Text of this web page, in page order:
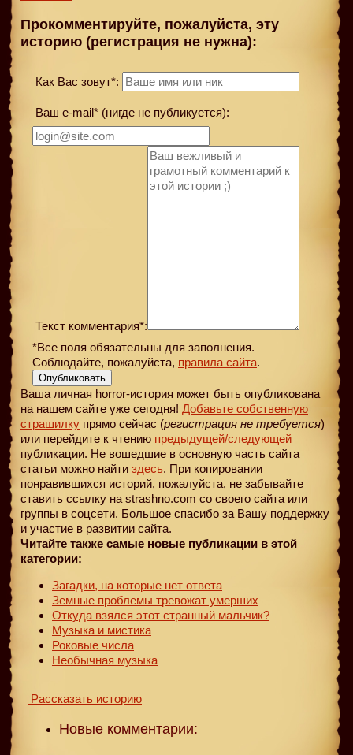
Прокомментируйте, пожалуйста, эту
историю (регистрация не нужна):
Как Вас зовут*:
Ваш e-mail* (нигде не публикуется):
Текст комментария*:
*Все поля обязательны для заполнения.
Соблюдайте, пожалуйста, правила сайта.
Опубликовать
Ваша личная horror-история может быть опубликована
на нашем сайте уже сегодня! Добавьте собственную
страшилку прямо сейчас (регистрация не требуется)
или перейдите к чтению предыдущей/следующей
публикации. Не вошедшие в основную часть сайта
статьи можно найти здесь. При копировании
понравившихся историй, пожалуйста, не забывайте
ставить ссылку на strashno.com со своего сайта или
группы в соцсети. Большое спасибо за Вашу поддержку
и участие в развитии сайта.
Читайте также самые новые публикации в этой
категории:
Загадки, на которые нет ответа
Земные проблемы тревожат умерших
Откуда взялся этот странный мальчик?
Музыка и мистика
Роковые числа
Необычная музыка
Рассказать историю
Новые комментарии: